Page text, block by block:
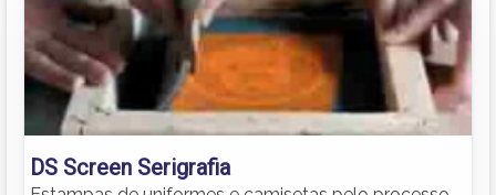
DS Screen Serigrafia